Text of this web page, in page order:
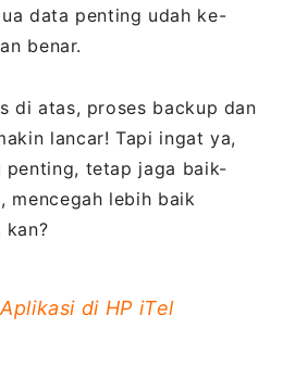
data penting udah ke-
benar.
di atas, proses backup dan
lancar! Tapi ingat ya,
penting, tetap jaga baik-
mencegah lebih baik
kan?
di HP iTel